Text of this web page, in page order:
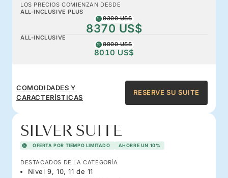
LOS PRECIOS COMIENZAN DESDE
ALL-INCLUSIVE PLUS
9300 US$
8370 US$
ALL-INCLUSIVE
8900 US$
8010 US$
COMODIDADES Y
CARACTERÍSTICAS
RESERVE SU SUITE
SILVER SUITE
OFERTA POR TIEMPO LIMITADO AHORRE UN 10%
DESTACADOS DE LA CATEGORÍA
Nivel 9, 10, 11 de 11